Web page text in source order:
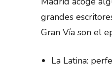
grandes
Gran Vía son el
La Latina: